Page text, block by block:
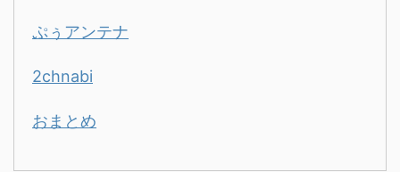
ぷぅアンテナ
2chnabi
おまとめ